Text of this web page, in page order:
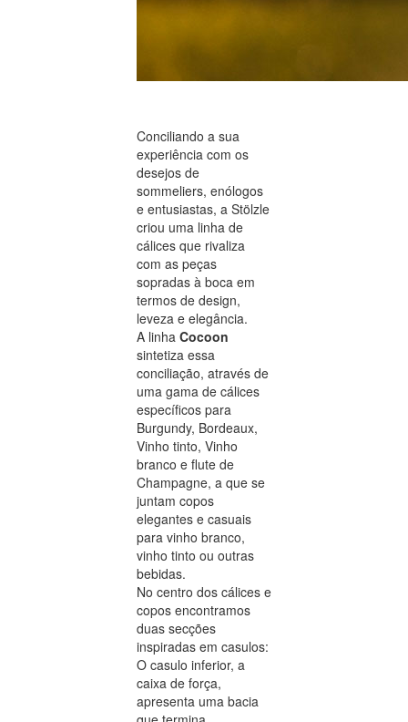
Conciliando a sua
experiência com os
desejos de
sommeliers, enólogos
e entusiastas, a Stölzle
criou uma linha de
cálices que rivaliza
com as peças
sopradas à boca em
termos de design,
leveza e elegância.
A linha Cocoon
sintetiza essa
conciliação, através de
uma gama de cálices
específicos para
Burgundy, Bordeaux,
Vinho tinto, Vinho
branco e flute de
Champagne, a que se
juntam copos
elegantes e casuais
para vinho branco,
vinho tinto ou outras
bebidas.
No centro dos cálices e
copos encontramos
duas secções
inspiradas em casulos:
O casulo inferior, a
caixa de força,
apresenta uma bacia